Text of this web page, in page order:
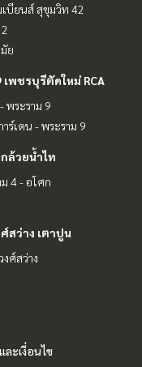
บียนส์ สุขุมวิท 42
ย
พชรบุรีตัดใหม่ RCA
พระราม 9
าร์เดน - พระราม 9
ล้วยน้ำไท
4 - อโศก
สว่าง เตาปูน
ศ์สว่าง
ะเงื่อนไข